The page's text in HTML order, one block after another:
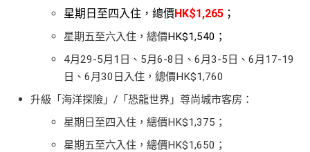
星期日至四入住，總價HK$1,265 ；
星期五至六入住，總價HK$1,540；
4月29-5月1日、5月6-8日、6月3-5日、6月17-19
日、6月30日入住，總價HK$1,760
升級「海洋探險」/「恐龍世界」尊尚城市客房：
星期日至四入住，總價HK$1,375；
星期五至六入住，總價HK$1,650；